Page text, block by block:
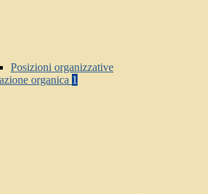
Posizioni organizzative
organica 1